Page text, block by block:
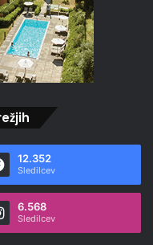
12.352
Sledilcev
6.568
Sledilcev